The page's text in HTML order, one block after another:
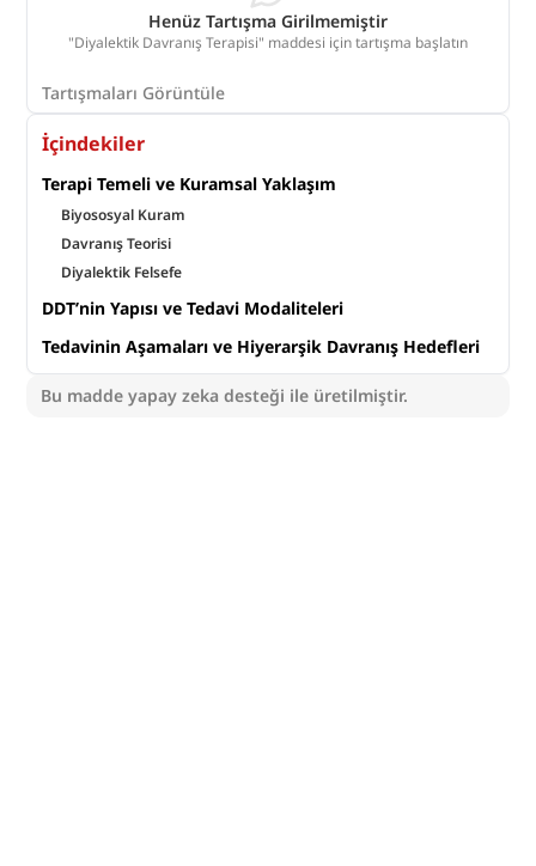
Diyalektik Davranış Terapisi
BilişselDavranışçıTerapi #ToplumsalDeğişim
Henüz Tartışma Girilmemiştir
"Diyalektik Davranış Terapisi" maddesi için tartışma başlatın
Tartışmaları Görüntüle
İçindekiler
Terapi Temeli ve Kuramsal Yaklaşım
Biyososyal Kuram
Davranış Teorisi
Diyalektik Felsefe
DDT’nin Yapısı ve Tedavi Modaliteleri
Tedavinin Aşamaları ve Hiyerarşik Davranış Hedefleri
Bu madde yapay zeka desteği ile üretilmiştir.